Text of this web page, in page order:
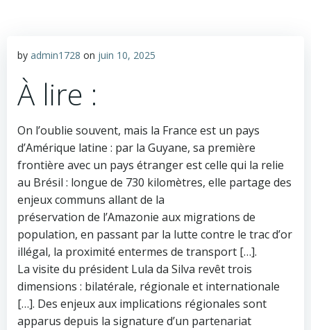
by admin1728 on juin 10, 2025
À lire :
On l’oublie souvent, mais la France est un pays
d’Amérique latine : par la Guyane, sa première
frontière avec un pays étranger est celle qui la relie
au Brésil : longue de 730 kilomètres, elle partage des
enjeux communs allant de la
préservation de l’Amazonie aux migrations de
population, en passant par la lutte contre le trac d’or
illégal, la proximité entermes de transport […].
La visite du président Lula da Silva revêt trois
dimensions : bilatérale, régionale et internationale
[…]. Des enjeux aux implications régionales sont
apparus depuis la signature d’un partenariat